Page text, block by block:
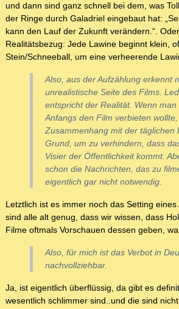
und dann sind ganz schnell bei dem, was
der Ringe durch Galadriel eingebaut hat:
kann den Lauf der Zukunft verändern.“.
Realitätsbezug: Jede Lawine beginnt klein,
Stein/Schneeball, um eine verheerende
Also, aus der Aufzählung erkennt
unrealistische Seite des Films.
entspricht der Realität. Wenn man
Anfangs den Film verbieten
Zusammenhang mit der täglichen
Grund, um zu verhindern, dass
Visier der Öffentlichkeit kommt.
schon die Nachrichten, das zu
eigentlich gar nicht notwendig.
Letztlich ist es immer noch das Setting
sind alle alt genug, dass wir wissen, dass
Filme oftmals Vorschauen dessen geben,
Also, für mich ist das Verbot in
nachvollziehbar.
Ja, ist eigentlich überflüssig, da gibt es
wesentlich schlimmer sind..und die sind